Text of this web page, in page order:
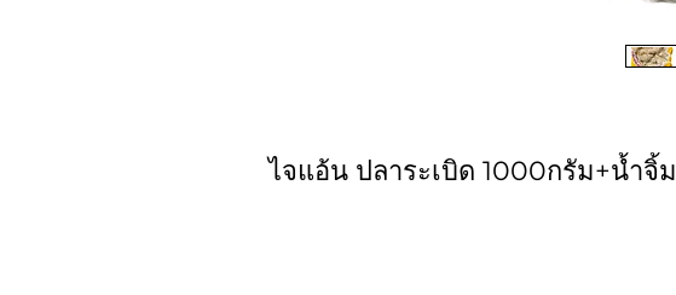
ไจแอ้น ปลาระเบิด 1000กรัม+น้ำจิ้ม